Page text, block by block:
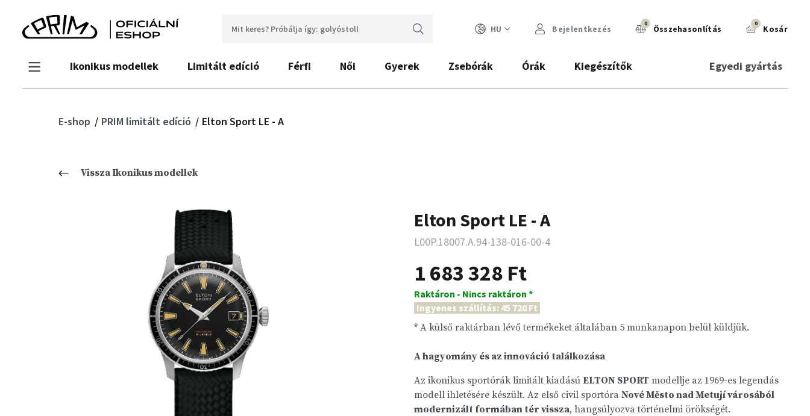
HU Bejelentkezés 0 Összehasonlítás 0 Kosár
Ikonikus modellek Limitált edíció Férfi Női Gyerek Zsebórák Órák Kiegészítők Egyedi gyártás
E-shop PRIM limitált edíció Elton Sport LE - A
Vissza Ikonikus modellek
Elton Sport LE - A
L00P.18007.A.94-138-016-00-4
1 683 328 Ft
Raktáron - Nincs raktáron *
Ingyenes szállítás: 45 720 Ft
* A külső raktárban lévő termékeket általában 5 munkanapon belül küldjük.
A hagyomány és az innováció találkozása
Az ikonikus sportórák limitált kiadású ELTON SPORT modellje az 1969-es legendás
modell ihletésére készült. Az első civil sportóra Nové Město nad Metují városából
modernizált formában tér vissza, hangsúlyozva történelmi örökségét.